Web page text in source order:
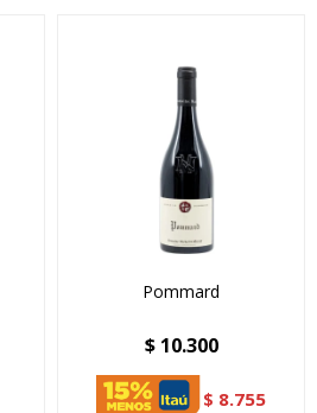
Pommard
$ 10.300
$ 8.755